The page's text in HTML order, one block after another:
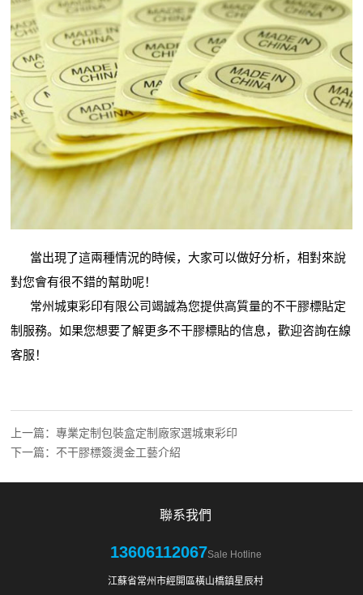
當出現了這兩種情況的時候，大家可以做好分析，相對來說
對您會有很不錯的幫助呢！
常州城東彩印有限公司竭誠為您提供高質量的不干膠標貼定
制服務。如果您想要了解更多不干膠標貼的信息，歡迎咨詢在線
客服！
上一篇：專業定制包裝盒定制廠家選城東彩印
下一篇： 不干膠標簽燙金工藝介紹
聯系我們
13606112067Sale Hotline
江蘇省常州市經開區橫山橋鎮星辰村